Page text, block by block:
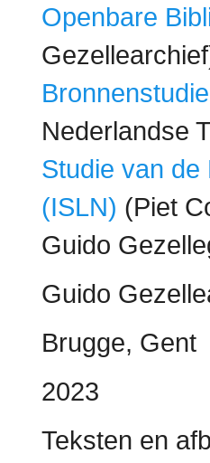
Openbare
Bronnenstudie
Nederlandse
Studie van de
(ISLN) (Piet
Guido
Guido
Brugge, Gent
2023
Teksten en